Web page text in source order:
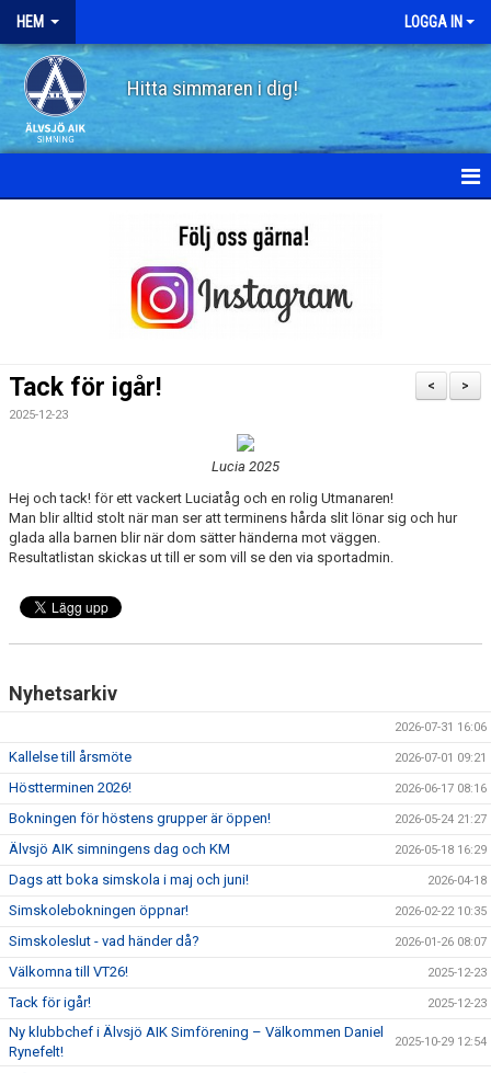
HEM LOGGA IN
Hitta simmaren i dig!
OM ÄLVSJÖ AIK SIMNING
POLICY
ANTIMOBBING
GDPR
ARKIV
JOBBA HOS OSS
VANLIGA FRÅGOR
>
<
Tack för igår!
2025-12-23
Lucia 2025
Hej och tack! för ett vackert Luciatåg och en rolig Utmanaren!
Man blir alltid stolt när man ser att terminens hårda slit lönar sig och hur
glada alla barnen blir när dom sätter händerna mot väggen.
Resultatlistan skickas ut till er som vill se den via sportadmin.
Nyhetsarkiv
2026-07-31 16:06
Kallelse till årsmöte 2026-07-01 09:21
Höstterminen 2026! 2026-06-17 08:16
Bokningen för höstens grupper är öppen! 2026-05-24 21:27
Älvsjö AIK simningens dag och KM 2026-05-18 16:29
Dags att boka simskola i maj och juni! 2026-04-18
Simskolebokningen öppnar! 2026-02-22 10:35
Simskoleslut - vad händer då? 2026-01-26 08:07
Välkomna till VT26! 2025-12-23
Tack för igår! 2025-12-23
Ny klubbchef i Älvsjö AIK Simförening – Välkommen Daniel
Rynefelt!
2025-10-29 12:54